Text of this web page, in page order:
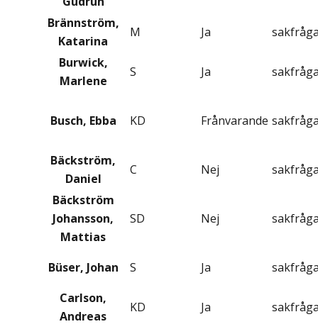
Brännström,
Katarina
M Ja
Burwick,
Marlene
S Ja
Busch, Ebba KD Frånvarande
Bäckström,
Daniel
C Nej
Bäckström
Johansson,
Mattias
SD Nej
Büser, Johan S Ja
Carlson,
Andreas
KD Ja